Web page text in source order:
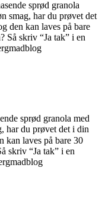
sprød granola med
har du prøvet det i din
kan laves på bare 30
skriv “Ja tak” i en